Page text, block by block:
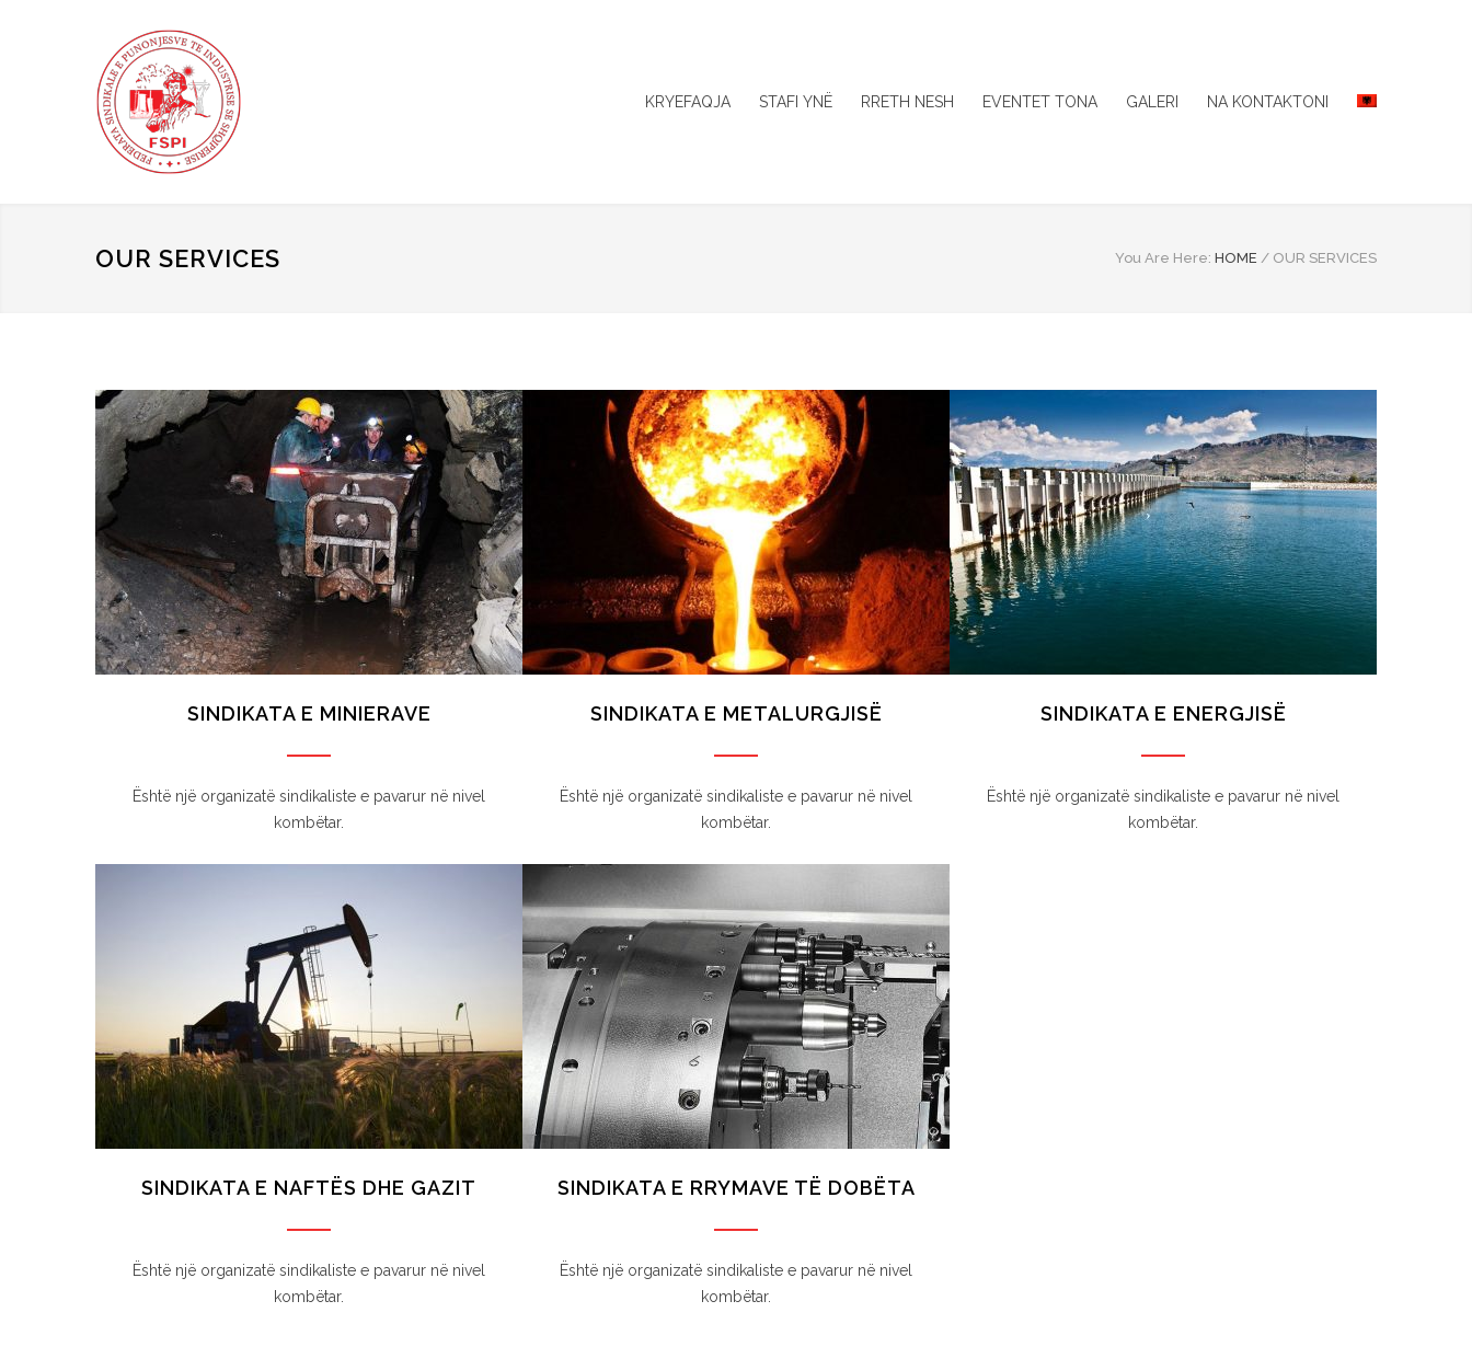
KRYEFAQJA STAFI YNË RRETH NESH EVENTET TONA GALERI NA KONTAKTONI
OUR SERVICES You Are Here: HOME / OUR SERVICES
SINDIKATA E MINIERAVE
Është një organizatë sindikaliste e pavarur në nivel
kombëtar.
SINDIKATA E METALURGJISË
Është një organizatë sindikaliste e pavarur në nivel
kombëtar.
SINDIKATA E ENERGJISË
Është një organizatë sindikaliste e pavarur në nivel
kombëtar.
SINDIKATA E NAFTËS DHE GAZIT
Është një organizatë sindikaliste e pavarur në nivel
kombëtar.
SINDIKATA E RRYMAVE TË DOBËTA
Është një organizatë sindikaliste e pavarur në nivel
kombëtar.